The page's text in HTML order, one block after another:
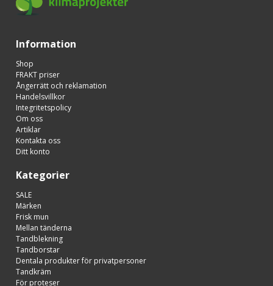
Information
Shop
FRAKT priser
Ångerrätt och reklamation
Handelsvillkor
Integritetspolicy
Om oss
Artiklar
Kontakta oss
Ditt konto
Kategorier
SALE
Märken
Frisk mun
Mellan tänderna
Tandblekning
Tandborstar
Dentala produkter för privatpersoner
Tandkräm
För proteser